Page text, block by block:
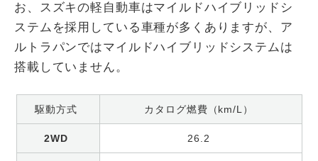
お、スズキの軽自動車はマイルドハイブリッドシ
ステムを採用している車種が多くありますが、ア
ルトラパンではマイルドハイブリッドシステムは
搭載していません。
駆動方式 カタログ燃費（km/L）
2WD 26.2